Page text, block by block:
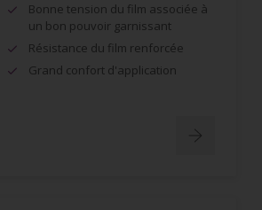
Bonne tension du film associée à
un bon pouvoir garnissant
Résistance du film renforcée
Grand confort d'application